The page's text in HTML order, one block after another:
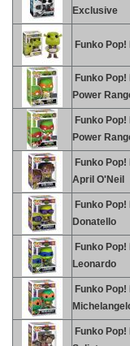
Exclusive
Funko
Funko
Power
Funko
Power
Funko
April O'Neil
Funko
Donatello
Funko
Leonardo
Funko
Funko